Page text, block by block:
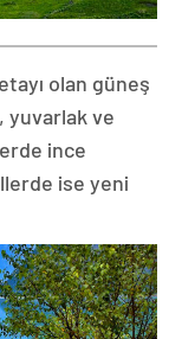
olan güneş
yuvarlak ve
ince
ise yeni